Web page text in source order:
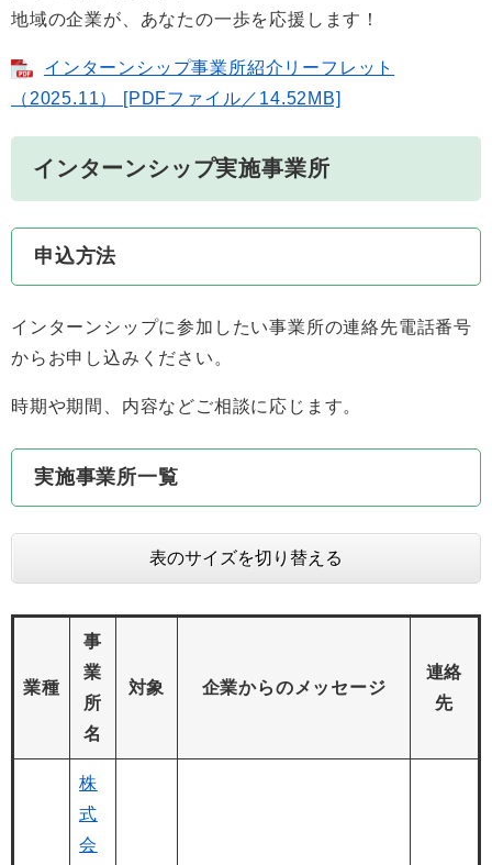
地域の企業が、あなたの一歩を応援します！
インターンシップ事業所紹介リーフレット
（2025.11） [PDFファイル／14.52MB]
インターンシップ実施事業所
申込方法
インターンシップに参加したい事業所の連絡先電話番号
からお申し込みください。
時期や期間、内容などご相談に応じます。
実施事業所一覧
表のサイズを切り替える
業種
事
業
所
名
対象 企業からのメッセージ
連絡
先
株
式
会